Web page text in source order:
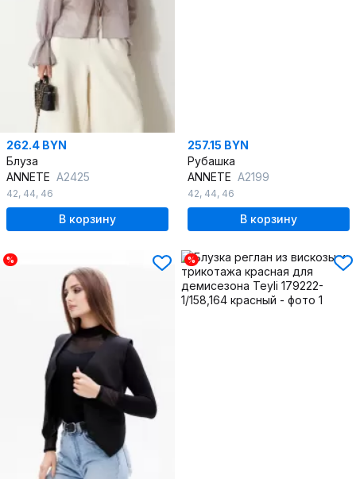
262.4 BYN
Блуза
ANNETE A2425
42, 44, 46
В корзину
257.15 BYN
Рубашка
ANNETE A2199
42, 44, 46
В корзину
% %